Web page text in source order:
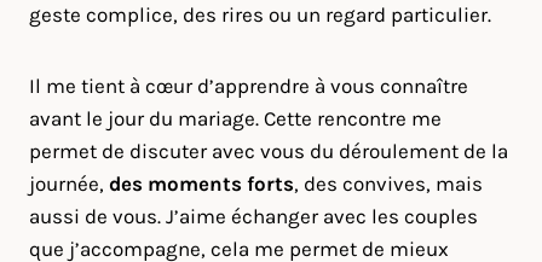
geste complice, des rires ou un regard particulier.
Il me tient à cœur d’apprendre à vous connaître
avant le jour du mariage. Cette rencontre me
permet de discuter avec vous du déroulement de la
journée, des moments forts, des convives, mais
aussi de vous. J’aime échanger avec les couples
que j’accompagne, cela me permet de mieux